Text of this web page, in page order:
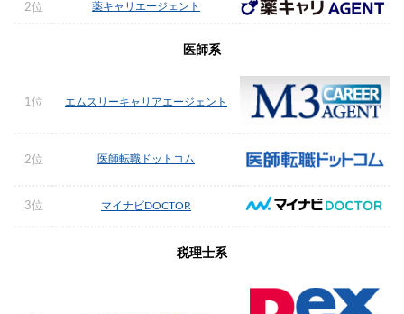
2位 薬キャリエージェント
医師系
1位 エムスリーキャリアエージェント
2位 医師転職ドットコム
3位 マイナビDOCTOR
税理士系